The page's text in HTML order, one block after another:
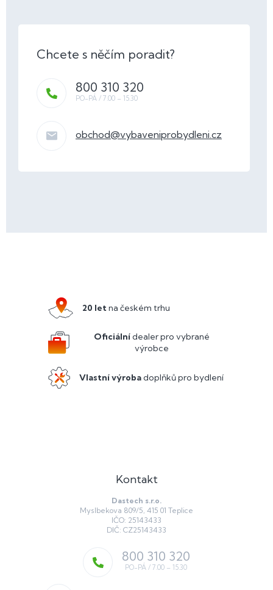
obchod@vybaveniprobydleni.cz
800 310 320
20 letna českém trhu
Oficiálnídealer pro vybrané
výrobce
Vlastní výrobadoplňků pro bydlení
Kontakt
Dastech s.r.o.
Myslbekova 809/5, 415 01 Teplice
IČO: 25143433
DIČ: CZ25143433
800 310 320